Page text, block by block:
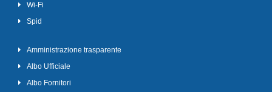
Wi-Fi
Spid
Amministrazione trasparente
Albo Ufficiale
Albo Fornitori